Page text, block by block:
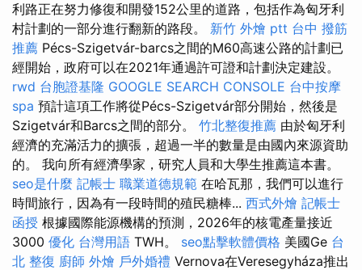
利路正在努力修復和開發152公里的道路，包括作為匈牙利
村計劃的一部分進行翻新的路段。 新竹 外燴 ptt 台中 撥筋
推薦 Pécs-Szigetvár-barcs之間的M60高速公路的計劃已
經開始，政府可以在2021年通過許可證和計劃決定建設。
rwd 台胞證基隆 GOOGLE SEARCH CONSOLE 台中按摩
spa 預計這項工作將從Pécs-Szigetvár部分開始，然後是
Szigetvár和Barcs之間的部分。 竹北整復推薦 由於匈牙利
經濟的充滿活力的擴張，超過一半的數量是由國內來源資助
的。 我向所有經濟學家，研究人員和大學生推薦這本書。
seo是什麼 記帳士 職業道德規範 在哈瓦那，我們可以進行
時間旅行，因為有一段時間的殖民糖棒... 西式外燴 記帳士
函授 根據國際能源機構的預測，2026年的核電產量接近
3000 優化 台灣用語 TWH。 seo點擊軟體價格 美國Ge 台
北 整復 廚師 外燴 戶外婚禮 Vernova在Veresegyháza推出